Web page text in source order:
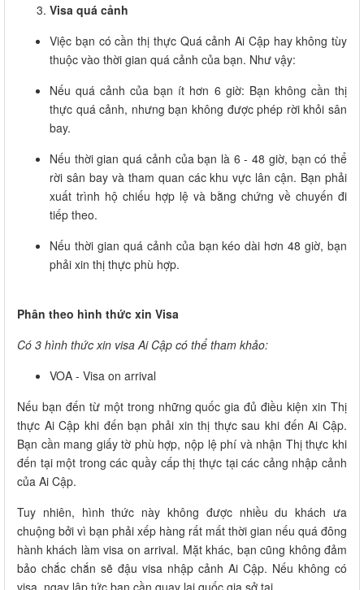
Visa quá cảnh
Việc bạn có cần thị thực Quá cảnh Ai Cập hay không tùy
thuộc vào thời gian quá cảnh của bạn. Như vậy:
Nếu quá cảnh của bạn ít hơn 6 giờ: Bạn không cần thị
thực quá cảnh, nhưng bạn không được phép rời khỏi sân
bay.
Nếu thời gian quá cảnh của bạn là 6 - 48 giờ, bạn có thể
rời sân bay và tham quan các khu vực lân cận. Bạn phải
xuất trình hộ chiếu hợp lệ và bằng chứng về chuyến đi
tiếp theo.
Nếu thời gian quá cảnh của bạn kéo dài hơn 48 giờ, bạn
phải xin thị thực phù hợp.
Phân theo hình thức xin Visa
Có 3 hình thức xin visa Ai Cập có thể tham khảo:
VOA - Visa on arrival
Nếu bạn đến từ một trong những quốc gia đủ điều kiện xin Thị
thực Ai Cập khi đến bạn phải xin thị thực sau khi đến Ai Cập.
Bạn cần mang giấy tờ phù hợp, nộp lệ phí và nhận Thị thực khi
đến tại một trong các quầy cấp thị thực tại các cảng nhập cảnh
của Ai Cập.
Tuy nhiên, hình thức này không được nhiều du khách ưa
chuộng bởi vì bạn phải xếp hàng rất mất thời gian nếu quá đông
hành khách làm visa on arrival. Mặt khác, bạn cũng không đảm
bảo chắc chắn sẽ đậu visa nhập cảnh Ai Cập. Nếu không có
visa, ngay lập tức bạn cần quay lại quốc gia sở tại.